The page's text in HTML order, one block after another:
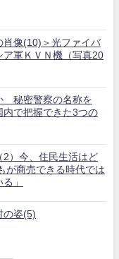
肖像(10)＞光ファイバ
ア軍ＫＶＮ機（写真20
秘密警察の名称を
で把握できた3つの
）今、住民生活はど
が商売できる時代では
」
の姿(5)